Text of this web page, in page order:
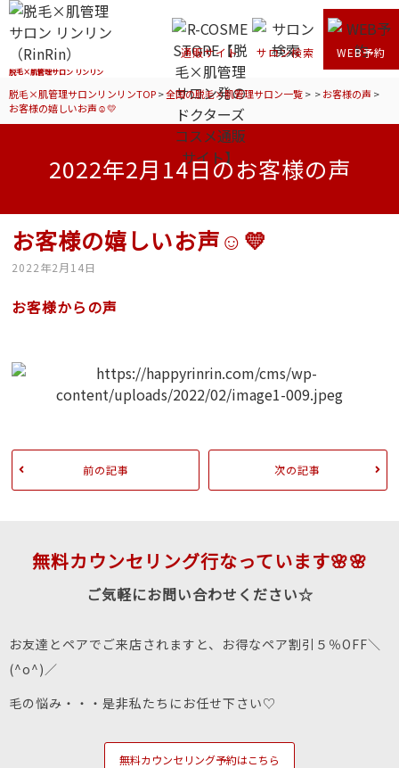
脱毛×肌管理サロン リンリン
通販サイト サロン検索 WEB予約
脱毛×肌管理サロンリンリンTOP>全国の脱毛×肌管理サロン一覧> >お客様の声 >
お客様の嬉しいお声☺💛
2022年2月14日のお客様の声
お客様の嬉しいお声☺💛
2022年2月14日
お客様からの声
前の記事 次の記事
無料カウンセリング行なっています🌸🌸
ご気軽にお問い合わせください☆
お友達とペアでご来店されますと、お得なペア割引５％OFF＼
(^o^)／
毛の悩み・・・是非私たちにお任せ下さい♡
無料カウンセリング予約はこちら